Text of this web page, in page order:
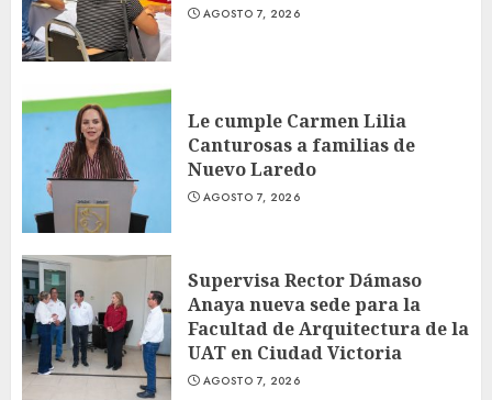
AGOSTO 7, 2026
Le cumple Carmen Lilia
Canturosas a familias de
Nuevo Laredo
AGOSTO 7, 2026
Supervisa Rector Dámaso
Anaya nueva sede para la
Facultad de Arquitectura de la
UAT en Ciudad Victoria
AGOSTO 7, 2026